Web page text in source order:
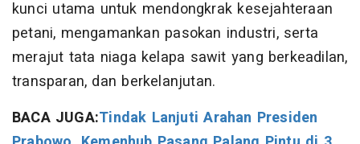
kunci utama untuk mendongkrak kesejahteraan
petani, mengamankan pasokan industri, serta
merajut tata niaga kelapa sawit yang berkeadilan,
transparan, dan berkelanjutan.
BACA JUGA:Tindak Lanjuti Arahan Presiden